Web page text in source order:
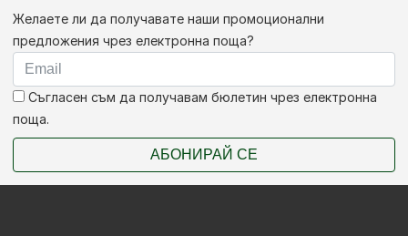
Желаете ли да получавате наши промоционални
предложения чрез електронна поща?
Съгласен съм да получавам бюлетин чрез електронна
поща.
АБОНИРАЙ СЕ